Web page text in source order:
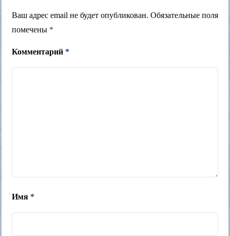
Ваш адрес email не будет опубликован. Обязательные поля
помечены *
Комментарий *
Имя *